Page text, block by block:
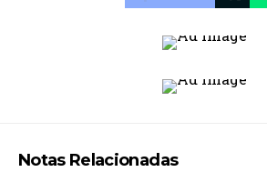
Notas Relacionadas